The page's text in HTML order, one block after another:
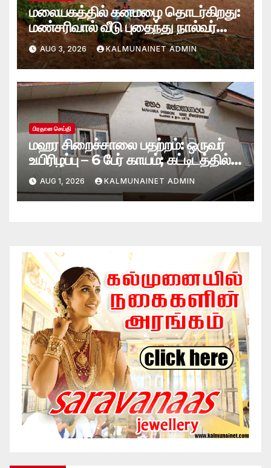
மலையகத்தில் கனமழை தொடர்கிறது:
மண்சரிவால் வீடு புதைந்து நால்வர்
மாயம்
AUG 3, 2026 KALMUNAINET ADMIN
பிரதான செய்தி
மஹர சிறைச்சாலை பதற்றம்: ஒருவர்
உயிரிழப்பு – 6 பேர் காயம்; கட்டிடத்தில்
பாரிய தீ
AUG 1, 2026 KALMUNAINET ADMIN